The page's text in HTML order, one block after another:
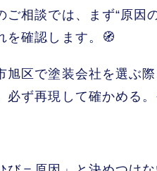
ご相談では、まず“原因
を確認します。🧭
旭区で塗装会社を選ぶ
必ず再現して確かめる